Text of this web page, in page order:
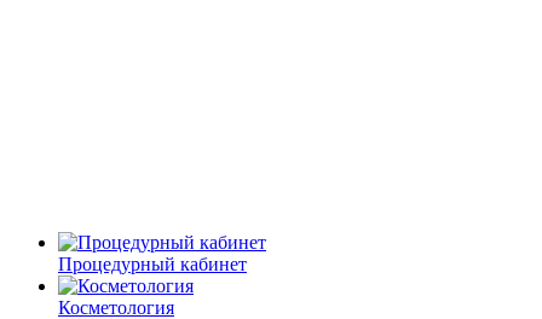
Процедурный кабинет
Косметология